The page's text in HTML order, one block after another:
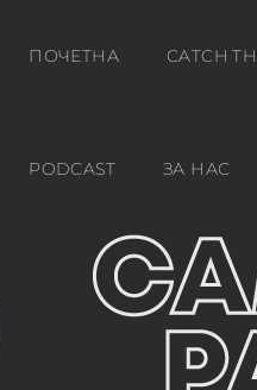
ПОЧЕТНА CATCH
PODCAST ЗА НАС